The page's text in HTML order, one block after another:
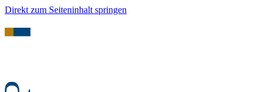
Direkt zum Seiteninhalt springen